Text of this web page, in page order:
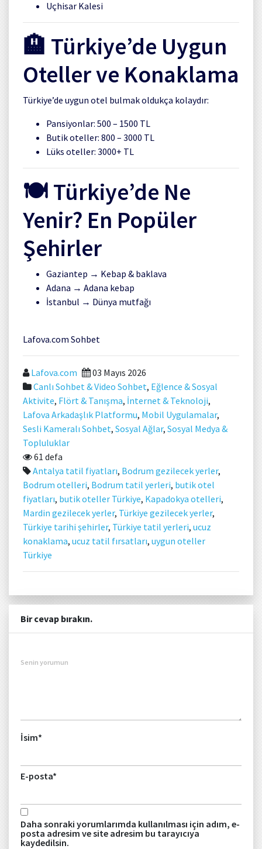
Uçhisar Kalesi
🏨 Türkiye’de Uygun
Oteller ve Konaklama
Türkiye’de uygun otel bulmak oldukça kolaydır:
Pansiyonlar: 500 – 1500 TL
Butik oteller: 800 – 3000 TL
Lüks oteller: 3000+ TL
🍽️ Türkiye’de Ne
Yenir? En Popüler
Şehirler
Gaziantep → Kebap & baklava
Adana → Adana kebap
İstanbul → Dünya mutfağı
Lafova.com Sohbet
Lafova.com
03 Mayıs 2026
Canlı Sohbet & Video Sohbet, Eğlence & Sosyal
Aktivite, Flört & Tanışma, İnternet & Teknoloji,
Lafova Arkadaşlık Platformu, Mobil Uygulamalar,
Sesli Kameralı Sohbet, Sosyal Ağlar, Sosyal Medya &
Topluluklar
61 defa
Antalya tatil fiyatları, Bodrum gezilecek yerler,
Bodrum otelleri, Bodrum tatil yerleri, butik otel
fiyatları, butik oteller Türkiye, Kapadokya otelleri,
Mardin gezilecek yerler, Türkiye gezilecek yerler,
Türkiye tarihi şehirler, Türkiye tatil yerleri, ucuz
konaklama, ucuz tatil fırsatları, uygun oteller
Türkiye
Bir cevap bırakın.
Senin yorumun
İsim*
E-posta*
Daha sonraki yorumlarımda kullanılması için adım, e-
posta adresim ve site adresim bu tarayıcıya
kaydedilsin.